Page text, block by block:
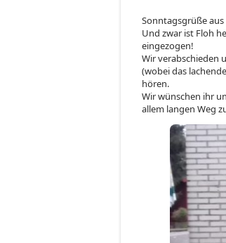
Sonntagsgrüße
Und zwar ist Floh
eingezogen!
Wir verabschieden
(wobei das
hören.
Wir wünschen ihr
allem langen Weg